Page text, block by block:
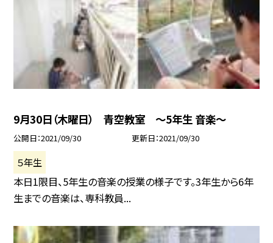
9月30日（木曜日） 青空教室 〜5年生 音楽〜
公開日 2021/09/30 更新日 2021/09/30
５年生
本日1限目、5年生の音楽の授業の様子です。3年生から6年
生までの音楽は、専科教員...